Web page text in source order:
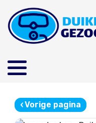
‹Vorige pagina